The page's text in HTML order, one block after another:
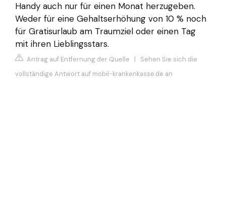
Handy auch nur für einen Monat herzugeben.
Weder für eine Gehaltserhöhung von 10 % noch
für Gratisurlaub am Traumziel oder einen Tag
mit ihren Lieblingsstars.
Antrag auf Entfernung der Quelle | Sehen Sie sich die
vollständige Antwort auf mobil-krankenkasse.de an